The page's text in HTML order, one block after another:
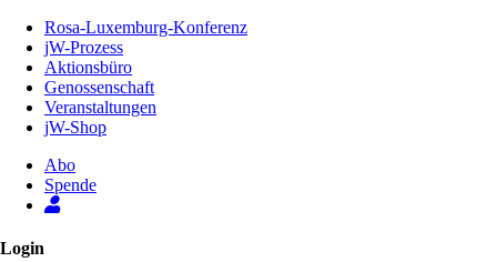
Inhalt
Seite
Rosa-Luxemburg-Konferenz
jW-Prozess
Aktionsbüro
Genossenschaft
Veranstaltungen
jW-Shop
Abo
Spende
Login